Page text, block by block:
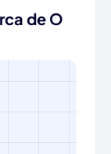
de O